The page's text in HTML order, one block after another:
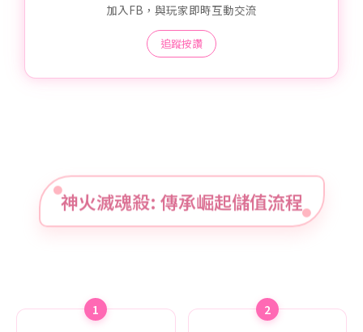
加入FB，與玩家即時互動交流
追蹤按讚
神火滅魂殺: 傳承崛起儲值流程
1 2